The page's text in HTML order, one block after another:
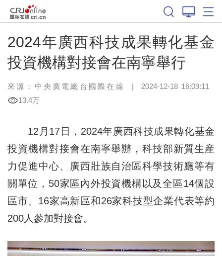
2024年廣西科技成果轉化基金
投資機構對接會在南寧舉行
來源：中央廣電總台國際在線 | 2024-12-18 16:09:11
13.4万
12月17日，2024年廣西科技成果轉化基金
投資機構對接會在南寧舉辦，科技部新質生産
力促進中心、廣西壯族自治區科學技術廳等有
關單位，50家區內外投資機構以及全區14個設
區市、16家高新區和26家科技型企業代表等約
200人參加對接會。